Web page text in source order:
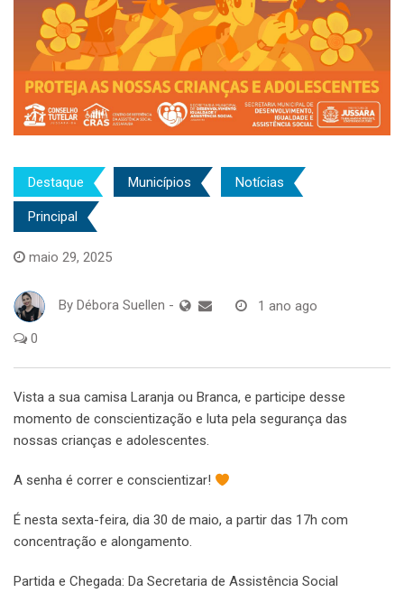
Destaque Municípios Notícias
Principal
maio 29, 2025
By Débora Suellen - 1 ano ago
0
Vista a sua camisa Laranja ou Branca, e participe desse
momento de conscientização e luta pela segurança das
nossas crianças e adolescentes.
A senha é correr e conscientizar!
É nesta sexta-feira, dia 30 de maio, a partir das 17h com
concentração e alongamento.
Partida e Chegada: Da Secretaria de Assistência Social